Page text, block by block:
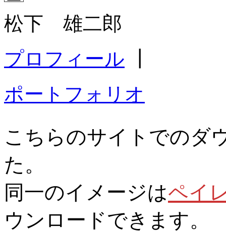
松下 雄二郎
プロフィール
ポートフォリオ
こちらのサイトでのダ
た。
同一のイメージはペイ
ウンロードできます。